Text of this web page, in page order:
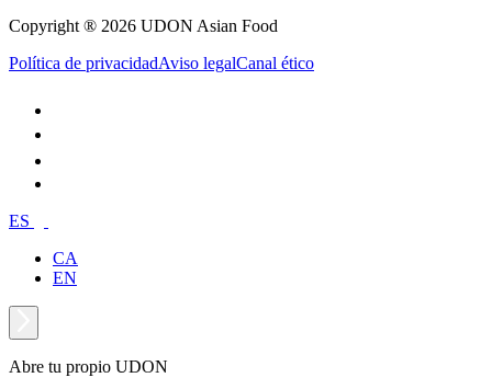
Copyright ® 2026 UDON Asian Food
Política de privacidadAviso legalCanal ético
ES
CA
EN
Abre tu propio UDON